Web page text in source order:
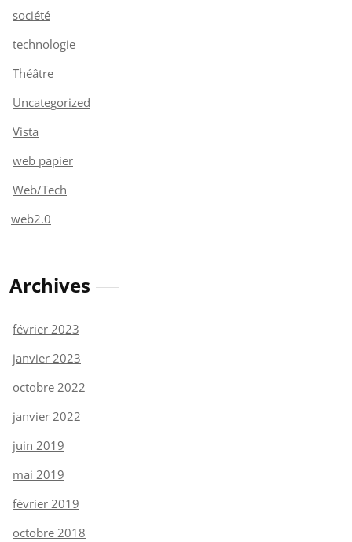
société
technologie
Théâtre
Uncategorized
Vista
web papier
Web/Tech
web2.0
Archives
février 2023
janvier 2023
octobre 2022
janvier 2022
juin 2019
mai 2019
février 2019
octobre 2018